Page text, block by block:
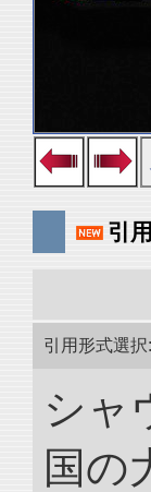
引
引用形式選択:
シャ
国の